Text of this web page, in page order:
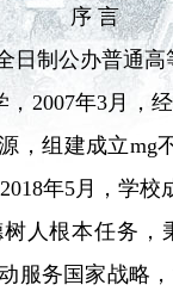
序 言
制公办普通高
2007年3月，
，组建成立mg不
5月，学校成
任务，秉
服务国家战略